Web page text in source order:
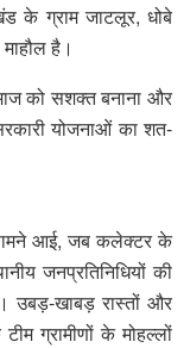
के ग्राम जाटलूर, धोबे
है।
को सशक्त बनाना और
योजनाओं का शत-
आई, जब कलेक्टर के
जनप्रतिनिधियों की
उबड़-खाबड़ रास्तों और
ग्रामीणों के मोहल्लों